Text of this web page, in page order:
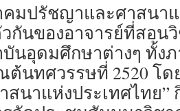
มปรัชญาและศาสนา
กันของอาจารย์ที่สอน
นอุดมศึกษาต่างๆ ทั้ง
นทศวรรษที่ 2520 โด
นาแห่งประเทศไทย”